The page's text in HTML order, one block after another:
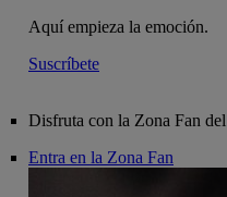
Aquí empieza la emoción.
Suscríbete
Disfruta con la Zona Fan
Entra en la Zona Fan